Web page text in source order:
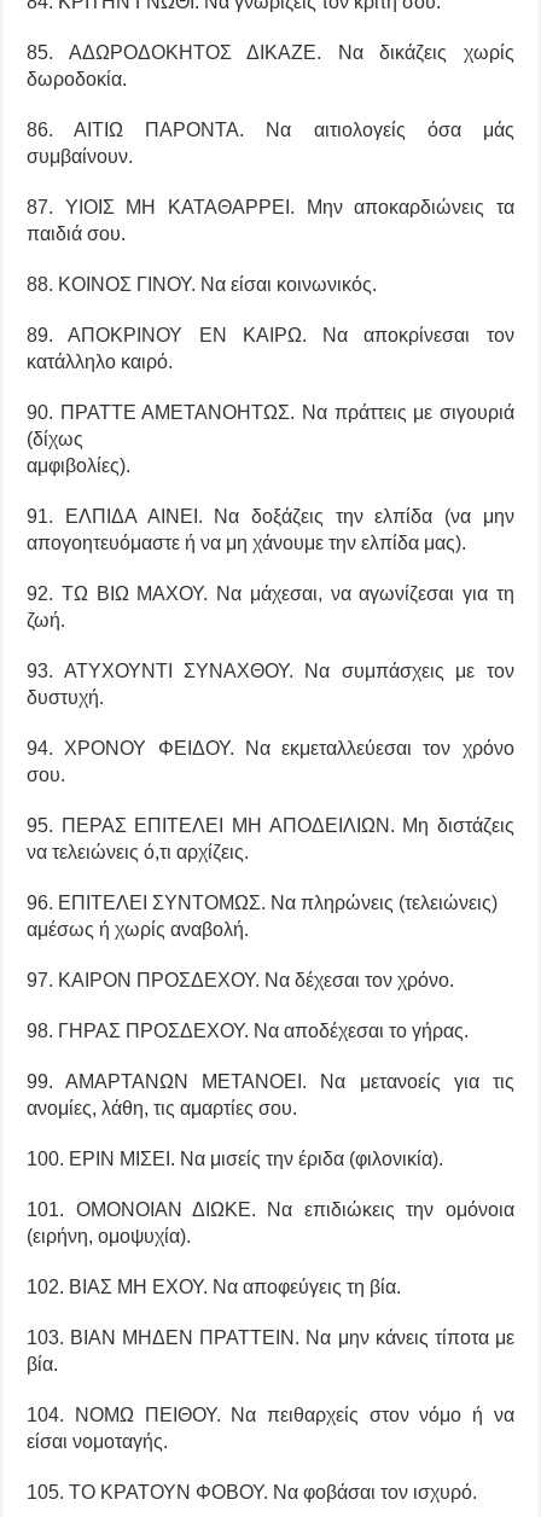
85. ΑΔΩΡΟΔΟΚΗΤΟΣ ΔΙΚΑΖΕ. Να δικάζεις χωρίς
δωροδοκία.
86. ΑΙΤΙΩ ΠΑΡΟΝΤΑ. Να αιτιολογείς όσα μάς
συμβαίνουν.
87. ΥΙΟΙΣ ΜΗ ΚΑΤΑΘΑΡΡΕΙ. Μην αποκαρδιώνεις τα
παιδιά σου.
88. ΚΟΙΝΟΣ ΓΙΝΟΥ. Να είσαι κοινωνικός.
89. ΑΠΟΚΡΙΝΟΥ ΕΝ ΚΑΙΡΩ. Να αποκρίνεσαι τον
κατάλληλο καιρό.
90. ΠΡΑΤΤΕ ΑΜΕΤΑΝΟΗΤΩΣ. Να πράττεις με σιγουριά
(δίχως
αμφιβολίες).
91. ΕΛΠΙΔΑ ΑΙΝΕΙ. Να δοξάζεις την ελπίδα (να μην
απογοητευόμαστε ή να μη χάνουμε την ελπίδα μας).
92. ΤΩ ΒΙΩ ΜΑΧΟΥ. Να μάχεσαι, να αγωνίζεσαι για τη
ζωή.
93. ΑΤΥΧΟΥΝΤΙ ΣΥΝΑΧΘΟΥ. Να συμπάσχεις με τον
δυστυχή.
94. ΧΡΟΝΟΥ ΦΕΙΔΟΥ. Να εκμεταλλεύεσαι τον χρόνο
σου.
95. ΠΕΡΑΣ ΕΠΙΤΕΛΕΙ ΜΗ ΑΠΟΔΕΙΛΙΩΝ. Μη διστάζεις
να τελειώνεις ό,τι αρχίζεις.
96. ΕΠΙΤΕΛΕΙ ΣΥΝΤΟΜΩΣ. Να πληρώνεις (τελειώνεις)
αμέσως ή χωρίς αναβολή.
97. ΚΑΙΡΟΝ ΠΡΟΣΔΕΧΟΥ. Να δέχεσαι τον χρόνο.
98. ΓΗΡΑΣ ΠΡΟΣΔΕΧΟΥ. Να αποδέχεσαι το γήρας.
99. ΑΜΑΡΤΑΝΩΝ ΜΕΤΑΝΟΕΙ. Να μετανοείς για τις
ανομίες, λάθη, τις αμαρτίες σου.
100. ΕΡΙΝ ΜΙΣΕΙ. Να μισείς την έριδα (φιλονικία).
101. ΟΜΟΝΟΙΑΝ ΔΙΩΚΕ. Να επιδιώκεις την ομόνοια
(ειρήνη, ομοψυχία).
102. ΒΙΑΣ ΜΗ ΕΧΟΥ. Να αποφεύγεις τη βία.
103. ΒΙΑΝ ΜΗΔΕΝ ΠΡΑΤΤΕΙΝ. Να μην κάνεις τίποτα με
βία.
104. ΝΟΜΩ ΠΕΙΘΟΥ. Να πειθαρχείς στον νόμο ή να
είσαι νομοταγής.
105. ΤΟ ΚΡΑΤΟΥΝ ΦΟΒΟΥ. Να φοβάσαι τον ισχυρό.